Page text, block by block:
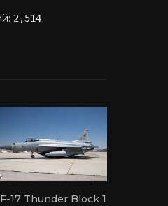
2,514
17 Thunder Block 1